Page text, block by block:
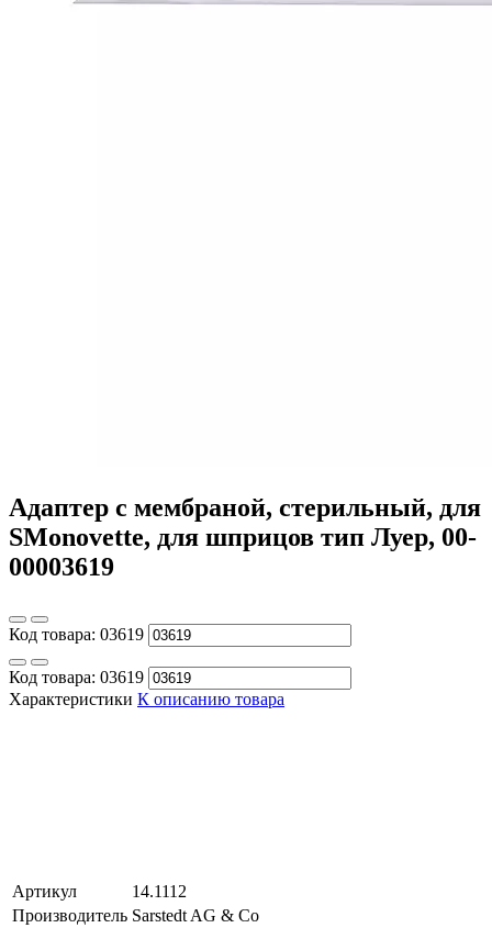
Адаптер с мембраной, стерильный, для
SMonovette, для шприцов тип Луер, 00-
00003619
Код товара: 03619
Код товара: 03619
Характеристики К описанию товара
Артикул
14.1112
Производитель Sarstedt AG & Co